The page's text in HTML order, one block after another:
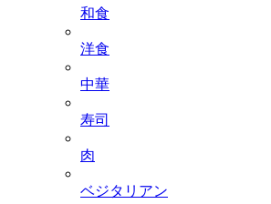
和食
洋食
中華
寿司
肉
ベジタリアン